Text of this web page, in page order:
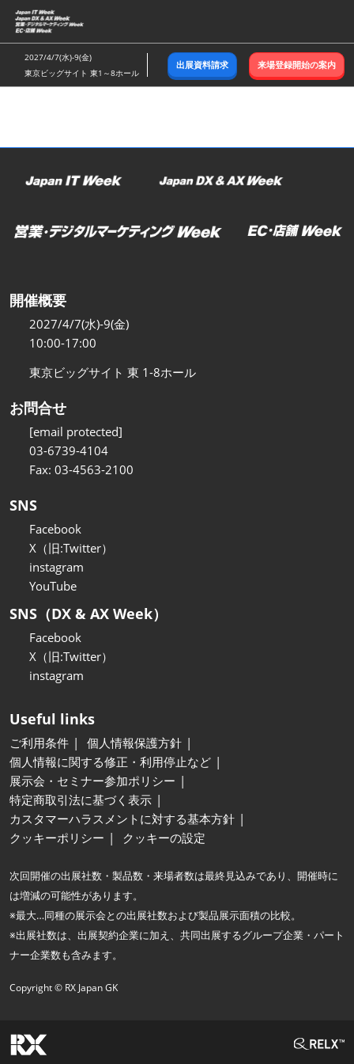
ス
キ
ッ
し
む
2027/4/7(水)-9(金)
東京ビッグサイト 東1～8ホール
出展資料請求 来場登録開始の案内
開催概要
2027/4/7(水)-9(金)
10:00-17:00
東京ビッグサイト 東 1-8ホール
お問合せ
[email protected]
03-6739-4104
Fax: 03-4563-2100
SNS
Facebook
X（旧:Twitter）
instagram
YouTube
SNS（DX & AX Week）
Facebook
X（旧:Twitter）
instagram
Useful links
ご利用条件
個人情報保護方針
個人情報に関する修正・利用停止など
展示会・セミナー参加ポリシー
特定商取引法に基づく表示
カスタマーハラスメントに対する基本方針
クッキーポリシー
クッキーの設定
次回開催の出展社数・製品数・来場者数は最終見込みであり、開催時に
は増減の可能性があります。
※最大…同種の展示会との出展社数および製品展示面積の比較。
※出展社数は、出展契約企業に加え、共同出展するグループ企業・パート
ナー企業数も含みます。
Copyright © RX Japan GK